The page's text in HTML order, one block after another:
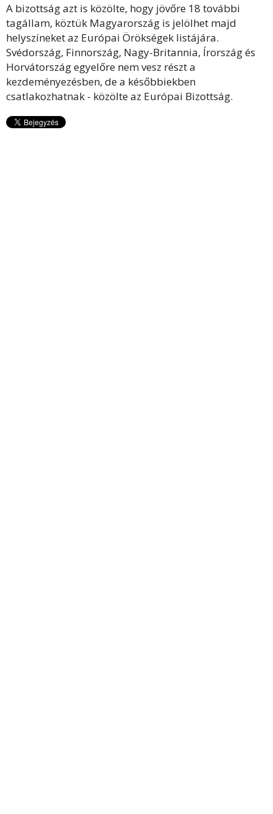
A bizottság azt is közölte, hogy jövőre 18 további
tagállam, köztük Magyarország is jelölhet majd
helyszíneket az Európai Örökségek listájára.
Svédország, Finnország, Nagy-Britannia, Írország és
Horvátország egyelőre nem vesz részt a
kezdeményezésben, de a későbbiekben
csatlakozhatnak - közölte az Európai Bizottság.